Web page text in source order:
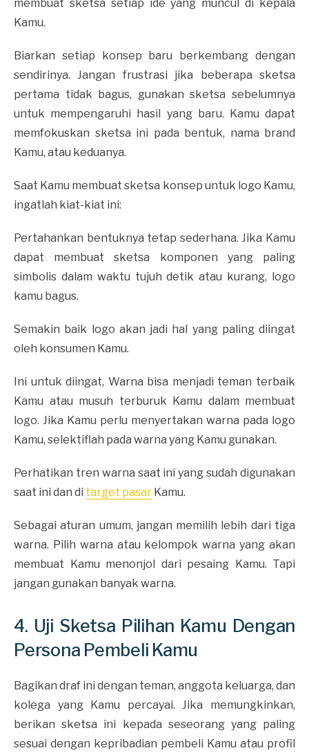
membuat sketsa setiap ide yang muncul di kepala
Kamu.
Biarkan setiap konsep baru berkembang dengan
sendirinya. Jangan frustrasi jika beberapa sketsa
pertama tidak bagus, gunakan sketsa sebelumnya
untuk mempengaruhi hasil yang baru. Kamu dapat
memfokuskan sketsa ini pada bentuk, nama brand
Kamu, atau keduanya.
Saat Kamu membuat sketsa konsep untuk logo Kamu,
ingatlah kiat-kiat ini:
Pertahankan bentuknya tetap sederhana. Jika Kamu
dapat membuat sketsa komponen yang paling
simbolis dalam waktu tujuh detik atau kurang, logo
kamu bagus.
Semakin baik logo akan jadi hal yang paling diingat
oleh konsumen Kamu.
Ini untuk diingat, Warna bisa menjadi teman terbaik
Kamu atau musuh terburuk Kamu dalam membuat
logo. Jika Kamu perlu menyertakan warna pada logo
Kamu, selektiflah pada warna yang Kamu gunakan.
Perhatikan tren warna saat ini yang sudah digunakan
saat ini dan di target pasar Kamu.
Sebagai aturan umum, jangan memilih lebih dari tiga
warna. Pilih warna atau kelompok warna yang akan
membuat Kamu menonjol dari pesaing Kamu. Tapi
jangan gunakan banyak warna.
4. Uji Sketsa Pilihan Kamu Dengan
Persona Pembeli Kamu
Bagikan draf ini dengan teman, anggota keluarga, dan
kolega yang Kamu percayai. Jika memungkinkan,
berikan sketsa ini kepada seseorang yang paling
sesuai dengan kepribadian pembeli Kamu atau profil